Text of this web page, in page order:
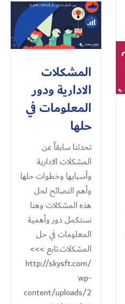
المشكلات
الادارية ودور
المعلومات في
حلها
تحدثنا سابقاً عن
المشكلات الادارية
وأسبابها وخطوات حلها
وأهم النصائح لحل
هذه المشكلات وهنا
نستكمل دور وأهمية
المعلومات في حل
المشكلات.تابع >>>
http://skysft.com/
wp-
content/uploads/2